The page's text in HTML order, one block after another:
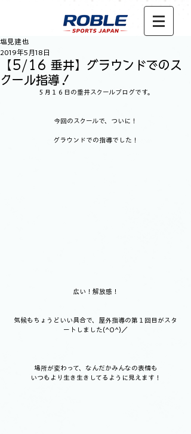
【5/16 垂井】グラウンドでのス
クール指導！
塩見建也
2019年5月18日
５月１６日の垂井スクールブログです。
今回のスクールで、ついに！
グラウンドでの指導でした！
広い！解放感！
気候もちょうどいい具合で、屋外指導の第１回目がスタ
ートしました(^O^)／
場所が変わって、なんだかみんなの表情も
いつもより生き生きしてるように見えます！